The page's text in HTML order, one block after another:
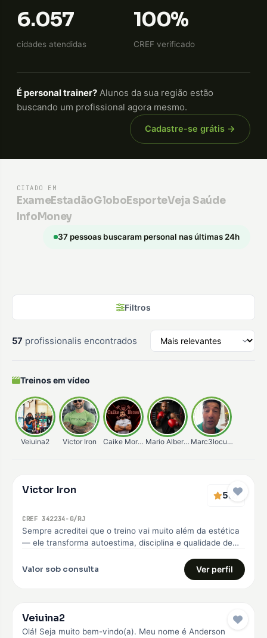
6.057
cidades atendidas
100%
CREF verificado
É personal trainer? Alunos da sua região estão
buscando um profissional agora mesmo.
Cadastre-se grátis →
CITADO EM
ExameEstadãoGloboEsporteVeja Saúde
InfoMoney
37 pessoas buscaram personal nas últimas 24h
Filtros
57 profissionalis encontrados
Treinos em vídeo
Veiuina2 Victor Iron Caike MoraesMario Alberto Marc3locunha
Premium
Victor Iron 5(2)
CREF 342234-G/RJ
Sempre acreditei que o treino vai muito além da estética
— ele transforma autoestima, disciplina e qualidade de
Valor sob consulta Ver perfil
Pro
Veiuina2
Olá! Seja muito bem-vindo(a). Meu nome é Anderson